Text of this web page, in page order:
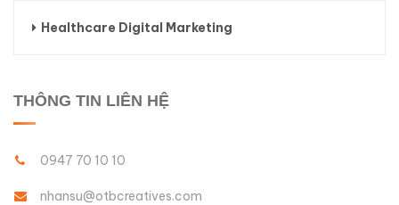
Healthcare Digital Marketing
THÔNG TIN LIÊN HỆ
0947 70 10 10
nhansu@otbcreatives.com